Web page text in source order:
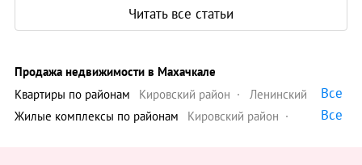
Читать все статьи
Продажа недвижимости в Махачкале
Квартиры по районам
Кировский район
Ленинский
район
Советский район
Все
Жилые комплексы по районам
Кировский район
Все